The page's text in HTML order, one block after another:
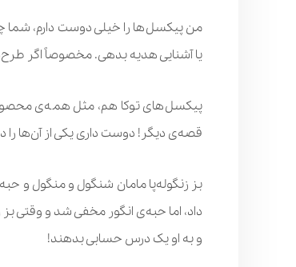
من پیکسل‌ها را خیلی دوست دارم، شما
یا آشنایی هدیه بدهی. مخصوصاً اگر
پیکسل‌های توکا هم، مثل همه‌ی
قصه‌ی دیگر! دوست داری یکی از آن‌ها را
بز زنگوله‌پا مامان شنگول و منگول و
داد، اما حبه‌ی انگور مخفی شد و وقتی بز
و به او یک درس حسابی بدهند!